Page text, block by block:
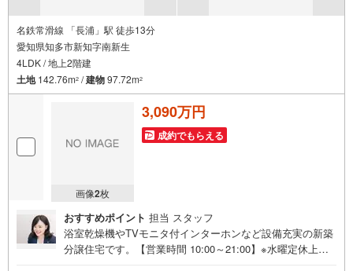
名鉄常滑線 「長浦」駅 徒歩13分
愛知県知多市新知字南新生
4LDK / 地上2階建
土地142.76m2 /建物97.72m2
画像2枚
3,090万円
成約でもらえる
おすすめポイント 担当 スタッフ
浴室乾燥機やTVモニタ付インターホンなど設備充実の新築
分譲住宅です。【営業時間 10:00～21:00】※水曜定休上記